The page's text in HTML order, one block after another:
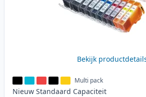
Bekijk
Multi pack
Nieuw Standaard Capaciteit